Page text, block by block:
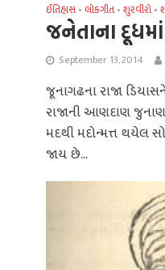
ઈતિહાસ • લોકગીત • શુરવીરો •
જનેતાના
September 13, 2014
જૂનાગઢના રાજા
રાજાની આણદાણ
મદથી મદોન્મત્ત થયેલ
જાય છે...